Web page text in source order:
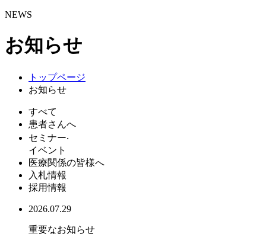
NEWS
お知らせ
トップページ
お知らせ
すべて
患者さんへ
セミナー‧
イベント
医療関係の皆様へ
入札情報
採用情報
2026.07.29
重要なお知らせ